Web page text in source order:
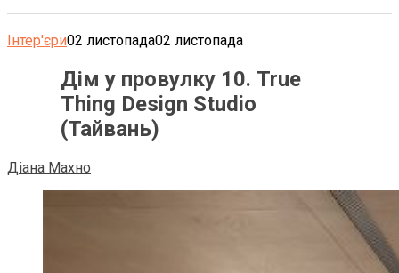
Інтер'єри02 листопада02 листопада
Дім у провулку 10. True
Thing Design Studio
(Тайвань)
Діана Махно